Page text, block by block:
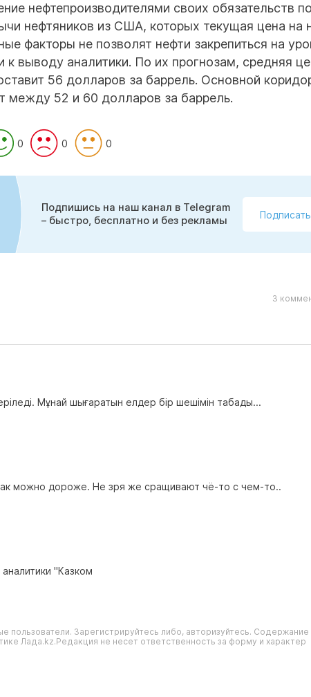
нефтепроизводителями своих обязательств
нефтяников из США, которых текущая цена на
факторы не позволят нефти закрепиться на
выводу аналитики. По их прогнозам, средняя
56 долларов за баррель. Основной
между 52 и 60 долларов за баррель.
0 0 0
Подпишись на наш канал в Telegram
– быстро, бесплатно и без рекламы
3
Мұнай шығаратын елдер бір шешімін табады...
можно дороже. Не зря же сращивают чё-то с чем-то..
"Казком
пользователи. Зарегистрируйтесь либо, авторизуйтесь. Содержание
Лада.kz.Редакция не несет ответственность за форму и характер